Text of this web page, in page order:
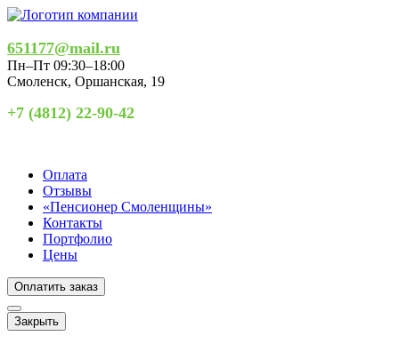
651177@mail.ru
Пн–Пт 09:30–18:00
Смоленск, Оршанская, 19
+7 (4812) 22-90-42
Оплата
Отзывы
«Пенсионер Смоленщины»
Контакты
Портфолио
Цены
Оплатить заказ
Закрыть